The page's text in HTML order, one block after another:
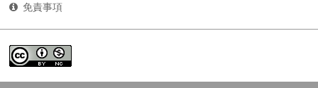
免責事項